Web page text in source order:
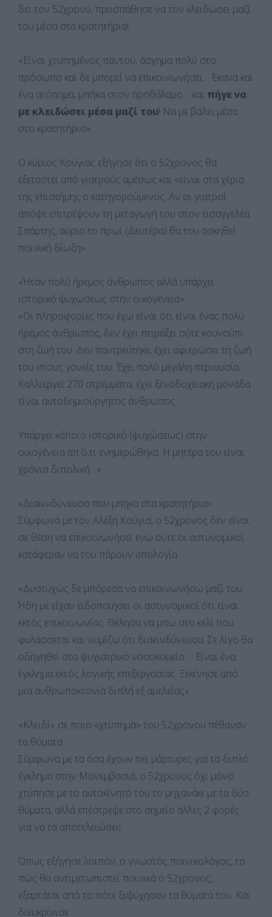
δει τον 52χρονο, προσπάθησε να τον κλειδώσει μαζί
του μέσα στα κρατητήρια!
«Είναι χτυπημένος παντού, άσχημα πολύ στο
πρόσωπο και δε μπορεί να επικοινωνήσει… Έκανα και
ένα ατόπημα, μπήκα στον προθάλαμο… και πήγε να
με κλειδώσει μέσα μαζί του! Να με βάλει μέσα
στο κρατητήριο».
Ο κύριος Κούγιας εξήγησε ότι ο 52χρονος θα
εξεταστεί από γιατρούς αμέσως και «είναι στα χέρια
της επιστήμης ο κατηγορούμενος. Αν οι γιατροί
απόψε επιτρέψουν τη μεταγωγή του στον εισαγγελέα
Σπάρτης, αύριο το πρωί (Δευτέρα) θα του ασκηθεί
ποινική δίωξη».
«Ήταν πολύ ήρεμος άνθρωπος αλλά υπάρχει
ιστορικό ψυχώσεως στην οικογένεια»
«Οι πληροφορίες που έχω είναι ότι είναι ένας πολύ
ήρεμος άνθρωπος, δεν έχει πειράξει ούτε κουνούπι
στη ζωή του. Δεν παντρεύτηκε, έχει αφιερώσει τη ζωή
του στους γονείς του. Έχει πολύ μεγάλη περιουσία.
Καλλιεργεί 270 στρέμματα, έχει ξενοδοχειακή μονάδα
είναι αυτοδημιούργητος άνθρωπος…
Υπάρχει κάποιο ιστορικό (ψυχώσεως) στην
οικογένεια απ΄ ό,τι ενημερώθηκα. Η μητέρα του είναι
χρόνια διπολική…».
«Διακινδύνευσα που μπήκα στα κρατητήρια»
Σύμφωνα με τον Αλέξη Κούγια, ο 52χρονος δεν είναι
σε θέση να επικοινωνήσει ενώ ούτε οι αστυνομικοί
κατάφεραν να του πάρουν απολογία.
«Δυστυχώς δε μπόρεσα να επικοινωνήσω μαζί του.
Ήδη με είχαν ειδοποιήσει οι αστυνομικοί ότι είναι
εκτός επικοινωνίας. Θέλησα να μπω στο κελί που
φυλάσσεται και νομίζω ότι διακινδύνευσα. Σε λίγο θα
οδηγηθεί στο ψυχιατρικό νοσοκομείο…. Είναι ένα
έγκλημα εκτός λογικής επεξεργασίας. Ξεκίνησε από
μια ανθρωποκτονία διπλή εξ αμελείας».
«Κλειδί» σε ποιο «χτύπημα» του 52χρονου πέθαναν
τα θύματα
Σύμφωνα με τα όσα έχουν πει μάρτυρες για το διπλό
έγκλημα στην Μονεμβασιά, ο 52χρονος όχι μόνο
χτύπησε με το αυτοκίνητό του το μηχανάκι με τα δύο
θύματα, αλλά επέστρεψε στο σημείο άλλες 2 φορές
για να τα αποτελειώσει!
Όπως εξήγησε λοιπόν, ο γνωστός ποινικολόγος, το
πώς θα αντιμετωπιστεί ποινικά ο 52χρονος,
εξαρτάται από το πότε ξεψύχησαν τα θύματά του. Και
διευκρίνισε: